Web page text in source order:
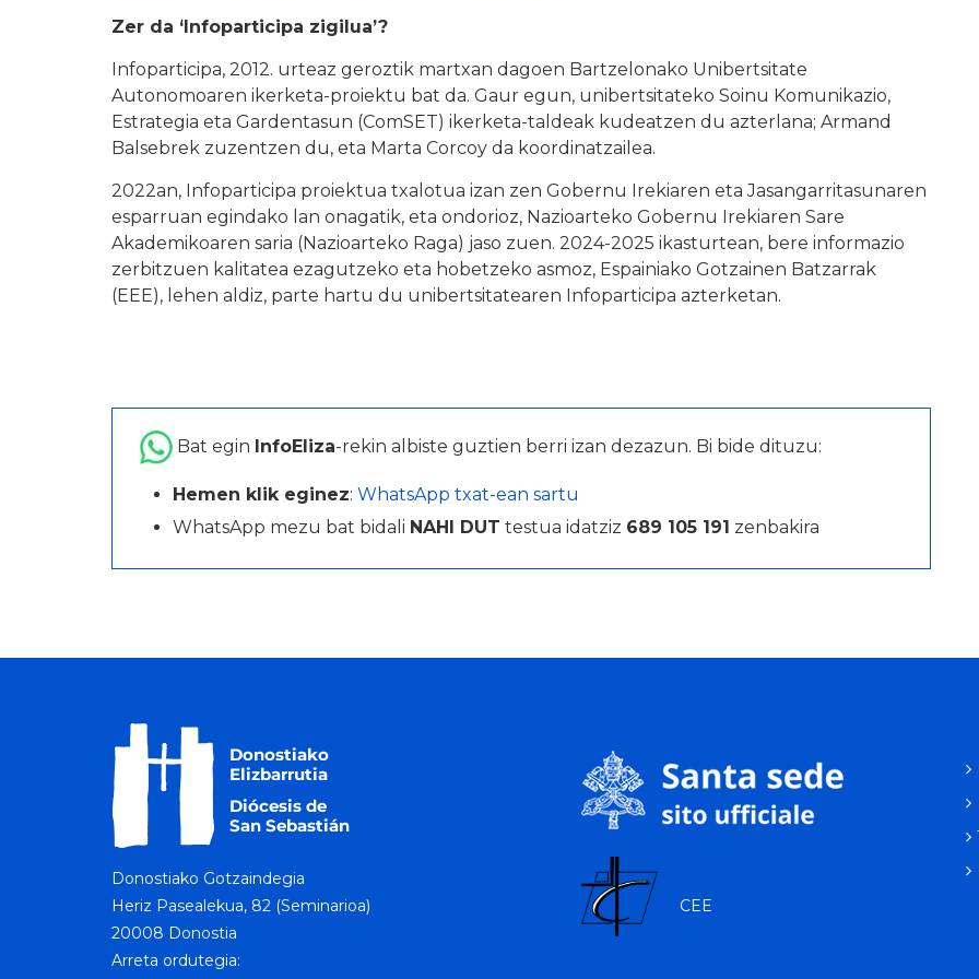
Zer da ‘Infoparticipa zigilua’?
Infoparticipa, 2012. urteaz geroztik martxan dagoen Bartzelonako Unibertsitate
Autonomoaren ikerketa-proiektu bat da. Gaur egun, unibertsitateko Soinu Komunikazio,
Estrategia eta Gardentasun (ComSET) ikerketa-taldeak kudeatzen du azterlana; Armand
Balsebrek zuzentzen du, eta Marta Corcoy da koordinatzailea.
2022an, Infoparticipa proiektua txalotua izan zen Gobernu Irekiaren eta Jasangarritasunaren
esparruan egindako lan onagatik, eta ondorioz, Nazioarteko Gobernu Irekiaren Sare
Akademikoaren saria (Nazioarteko Raga) jaso zuen. 2024-2025 ikasturtean, bere informazio
zerbitzuen kalitatea ezagutzeko eta hobetzeko asmoz, Espainiako Gotzainen Batzarrak
(EEE), lehen aldiz, parte hartu du unibertsitatearen Infoparticipa azterketan.
Bat egin InfoEliza-rekin albiste guztien berri izan dezazun. Bi bide dituzu:
Hemen klik eginez: WhatsApp txat-ean sartu
WhatsApp mezu bat bidali NAHI DUT testua idatziz 689 105 191 zenbakira
Donostiako Gotzaindegia
Heriz Pasealekua, 82 (Seminarioa)
20008 Donostia
Arreta ordutegia:
CEE